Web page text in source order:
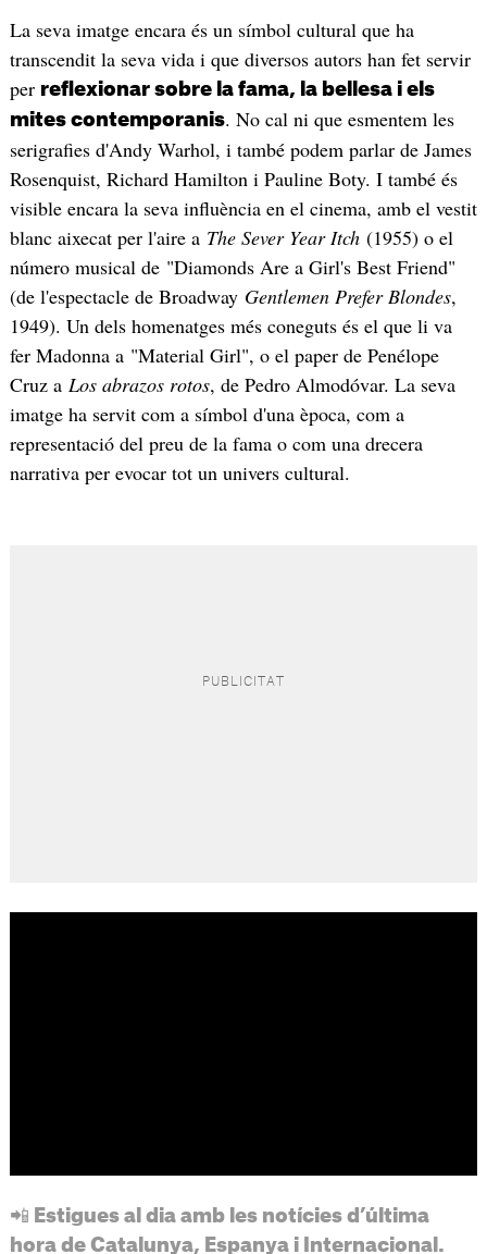
La seva imatge encara és un símbol cultural que ha
transcendit la seva vida i que diversos autors han fet servir
per reflexionar sobre la fama, la bellesa i els
mites contemporanis. No cal ni que esmentem les
serigrafies d'Andy Warhol, i també podem parlar de James
Rosenquist, Richard Hamilton i Pauline Boty. I també és
visible encara la seva influència en el cinema, amb el vestit
blanc aixecat per l'aire a The Sever Year Itch (1955) o el
número musical de "Diamonds Are a Girl's Best Friend"
(de l'espectacle de Broadway Gentlemen Prefer Blondes,
1949). Un dels homenatges més coneguts és el que li va
fer Madonna a "Material Girl", o el paper de Penélope
Cruz a Los abrazos rotos, de Pedro Almodóvar. La seva
imatge ha servit com a símbol d'una època, com a
representació del preu de la fama o com una drecera
narrativa per evocar tot un univers cultural.
📲 Estigues al dia amb les notícies d’última
hora de Catalunya, Espanya i Internacional.